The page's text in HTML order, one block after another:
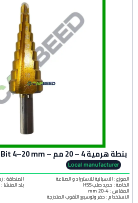
بنطة هرمية 4 – 20 مم – Step Drill Bit 4–20 mm
Local manufacturer
الموزع : الاسبانية للاستيراد و الصناعة
الخامة : حديد صلب HSS
المنطقة :
بلد المنشأ :
المقاس : 4-20 mm
الاستخدام : حفر وتوسيع الثقوب المتدرجة